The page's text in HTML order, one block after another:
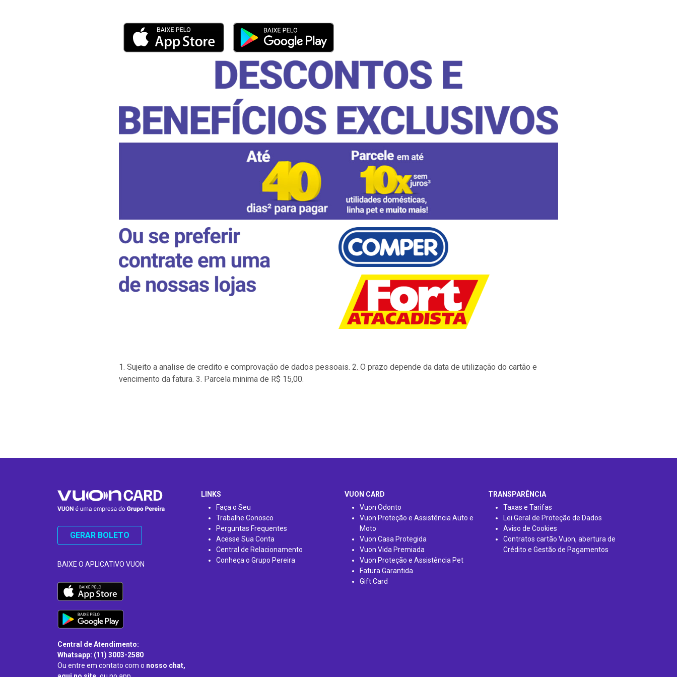
1. Sujeito a analise de credito e comprovação de dados pessoais. 2. O prazo depende da data de utilização do cartão e
vencimento da fatura. 3. Parcela minima de R$ 15,00.
GERAR BOLETO
BAIXE O APLICATIVO VUON
Central de Atendimento:
Whatsapp: (11) 3003-2580
Ou entre em contato com o nosso chat,
LINKS
Faça o Seu
Trabalhe Conosco
Perguntas Frequentes
Acesse Sua Conta
Central de Relacionamento
Conheça o Grupo Pereira
VUON CARD
Vuon Odonto
Vuon Proteção e Assistência Auto e
Moto
Vuon Casa Protegida
Vuon Vida Premiada
Vuon Proteção e Assistência Pet
Fatura Garantida
Gift Card
TRANSPARÊNCIA
Taxas e Tarifas
Lei Geral de Proteção de Dados
Aviso de Cookies
Contratos cartão Vuon, abertura de
Crédito e Gestão de Pagamentos